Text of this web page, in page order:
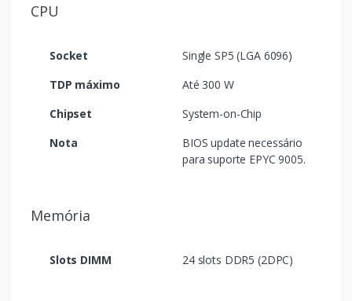
CPU
Socket
Single SP5 (LGA 6096)
TDP máximo
Até 300 W
Chipset
System-on-Chip
Nota
BIOS update necessário
para suporte EPYC 9005.
Memória
Slots DIMM 24 slots DDR5 (2DPC)